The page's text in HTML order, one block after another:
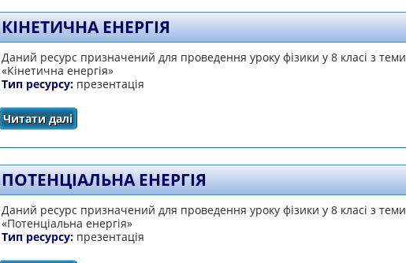
КІНЕТИЧНА ЕНЕРГІЯ
Даний ресурс призначений для проведення уроку фізики у 8 класі з теми
«Кінетична енергія»
Тип ресурсу: презентація
Читати даліпро Кінетична енергія
ПОТЕНЦІАЛЬНА ЕНЕРГІЯ
Даний ресурс призначений для проведення уроку фізики у 8 класі з теми
«Потенціальна енергія»
Тип ресурсу: презентація